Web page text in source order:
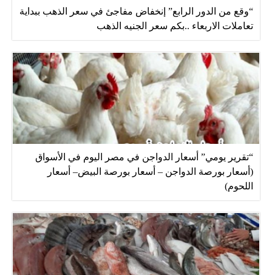
“وقع من الدور الرابع” إنخفاض مفاجئ في سعر الذهب ببداية
تعاملات الاربعاء ..بكم سعر الجنيه الذهب
“تقرير يومي” أسعار الدواجن في مصر اليوم في الأسواق
(أسعار بورصة الدواجن – أسعار بورصة البيض– أسعار
اللحوم)